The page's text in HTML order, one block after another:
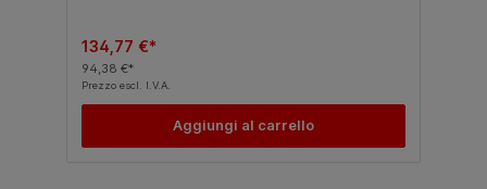
134,77 €*
94,38 €*
Prezzo escl. I.V.A.
Aggiungi al carrello